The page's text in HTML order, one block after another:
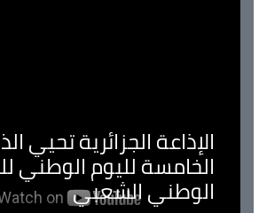
الإذاعة الجزائرية تحيي
الخامسة لليوم الوطني
الوطني الشعبي